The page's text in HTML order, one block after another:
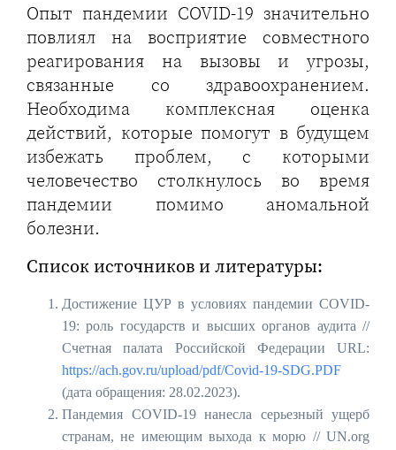
Опыт пандемии COVID-19 значительно
повлиял на восприятие совместного
реагирования на вызовы и угрозы,
связанные со здравоохранением.
Необходима комплексная оценка
действий, которые помогут в будущем
избежать проблем, с которыми
человечество столкнулось во время
пандемии помимо аномальной
болезни.
Список источников и литературы:
Достижение ЦУР в условиях пандемии COVID-
19: роль государств и высших органов аудита //
Счетная палата Российской Федерации URL:
https://ach.gov.ru/upload/pdf/Covid-19-SDG.PDF
(дата обращения: 28.02.2023).
Пандемия COVID-19 нанесла серьезный ущерб
странам, не имеющим выхода к морю // UN.org